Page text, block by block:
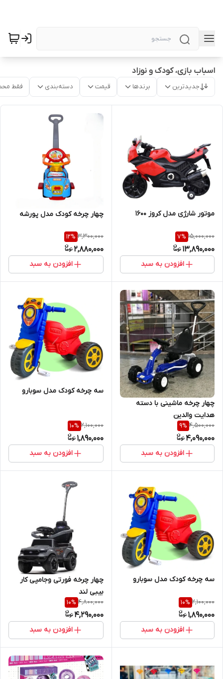
اسباب بازی، کودک و نوزاد
جدیدترین برندها قیمت دسته‌بندی فقط
موتور شارژی مدل کروز 1600
15,000,000
7%
13,890,000
افزودن به سبد
چهار چرخه کودک مدل پورشه
3,300,000
12%
2,880,000
افزودن به سبد
چهار چرخه ماشینی با دسته
هدایت والدین
4,500,000
9%
4,090,000
افزودن به سبد
سه چرخه کودک مدل سوبارو
2,100,000
10%
1,890,000
افزودن به سبد
سه چرخه کودک مدل سوبارو
2,100,000
10%
1,890,000
افزودن به سبد
چهار چرخه فورتی و‌جامپی کار
بیبی لند
4,800,000
10%
4,290,000
افزودن به سبد